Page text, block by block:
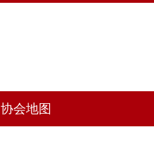
协会地图